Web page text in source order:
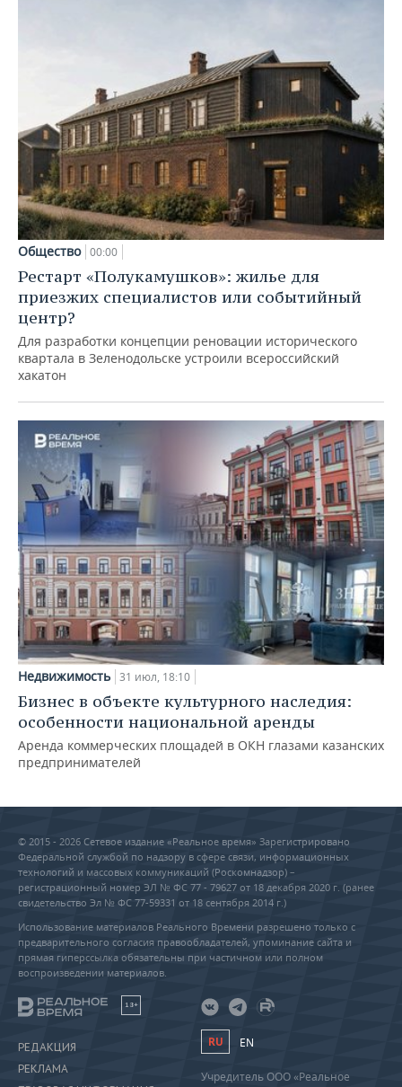
Общество 00:00
Рестарт «Полукамушков»: жилье для
приезжих специалистов или событийный
центр?
Для разработки концепции реновации исторического
квартала в Зеленодольске устроили всероссийский
хакатон
Недвижимость 31 июл, 18:10
Бизнес в объекте культурного наследия:
особенности национальной аренды
Аренда коммерческих площадей в ОКН глазами казанских
предпринимателей
© 2015 - 2026 Сетевое издание «Реальное время» Зарегистрировано
Федеральной службой по надзору в сфере связи, информационных
технологий и массовых коммуникаций (Роскомнадзор) –
регистрационный номер ЭЛ № ФС 77 - 79627 от 18 декабря 2020 г. (ранее
свидетельство Эл № ФС 77-59331 от 18 сентября 2014 г.)
Использование материалов Реального Времени разрешено только с
предварительного согласия правообладателей, упоминание сайта и
прямая гиперссылка обязательны при частичном или полном
воспроизведении материалов.
18+
РЕДАКЦИЯ
РЕКЛАМА
RU EN
Учредитель ООО «Реальное